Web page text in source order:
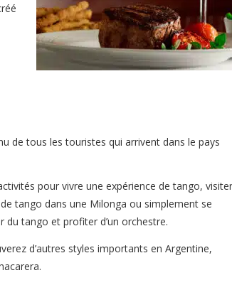
de tous les touristes qui arrivent dans le pays
pour vivre une expérience de tango,
tango dans une Milonga ou simplement se
du tango et profiter d’un orchestre.
d’autres styles importants en Argentine,